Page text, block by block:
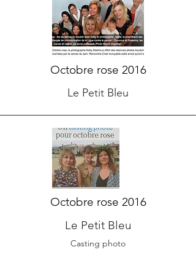
Octobre rose 2016
Le Petit Bleu
Octobre rose 2016
Le Petit Bleu
Casting photo